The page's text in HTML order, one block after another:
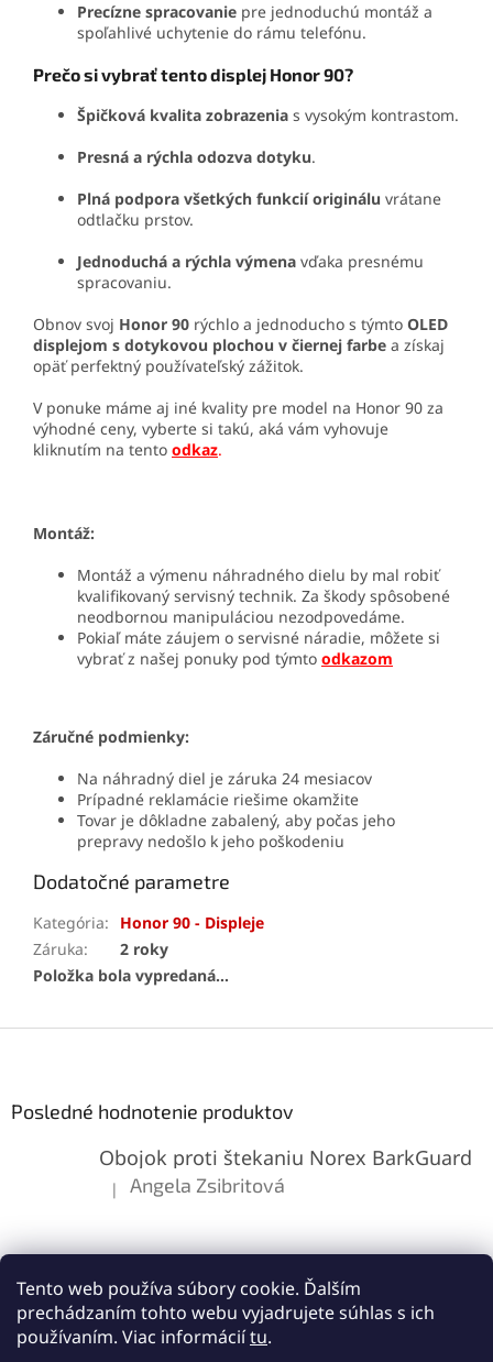
Tento web používa súbory cookie. Ďalším
prechádzaním tohto webu vyjadrujete súhlas s ich
používaním. Viac informáciítu.
Precízne spracovanie pre jednoduchú montáž a
spoľahlivé uchytenie do rámu telefónu.
Prečo si vybrať tento displej Honor 90?
Špičková kvalita zobrazenia s vysokým kontrastom.
Presná a rýchla odozva dotyku.
Plná podpora všetkých funkcií originálu vrátane
odtlačku prstov.
Jednoduchá a rýchla výmena vďaka presnému
spracovaniu.
Obnov svoj Honor 90 rýchlo a jednoducho s týmto OLED
displejom s dotykovou plochou v čiernej farbe a získaj
opäť perfektný používateľský zážitok.
V ponuke máme aj iné kvality pre model na Honor 90 za
výhodné ceny, vyberte si takú, aká vám vyhovuje
kliknutím na tento odkaz.
Montáž:
Montáž a výmenu náhradného dielu by mal robiť
kvalifikovaný servisný technik. Za škody spôsobené
neodbornou manipuláciou nezodpovedáme.
Pokiaľ máte záujem o servisné náradie, môžete si
vybrať z našej ponuky pod týmto odkazom
Záručné podmienky:
Na náhradný diel je záruka 24 mesiacov
Prípadné reklamácie riešime okamžite
Tovar je dôkladne zabalený, aby počas jeho
prepravy nedošlo k jeho poškodeniu
Dodatočné parametre
Kategória:
Honor 90 - Displeje
Záruka:
2 roky
Položka bola vypredaná…
Posledné hodnotenie produktov
Obojok proti štekaniu Norex BarkGuard
Hodnotenie produktu je 5 z 5 hviezdičiek.
| Angela Zsibritová